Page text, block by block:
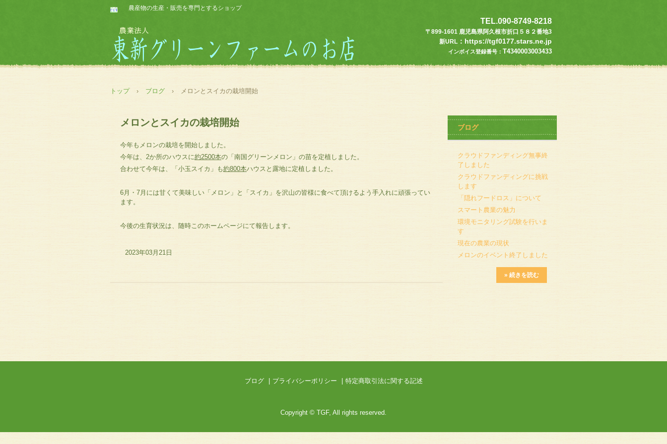
農産物の生産・販売を専門とするショップ
TEL.090-8749-8218
〒899-1601 鹿児島県阿久根市折口５８２番地3
新URL ：https://tgf0177.stars.ne.jp
インボイス登録番号： T4340003003433
トップ › ブログ › メロンとスイカの栽培開始
メロンとスイカの栽培開始
今年もメロンの栽培を開始しました。
今年は、2か所のハウスに約2500本の「南国グリーンメロン」の苗を定植しました。
合わせて今年は、「小玉スイカ」も約800本ハウスと露地に定植しました。
6月・7月には甘くて美味しい「メロン」と「スイカ」を沢山の皆様に食べて頂けるよう手入れに頑張ってい
ます。
今後の生育状況は、随時このホームページにて報告します。
2023年03月21日
ブログ
クラウドファンディング無事終
了しました
クラウドファンディングに挑戦
します
「隠れフードロス」について
スマート農業の魅力
環境モニタリング試験を行いま
す
現在の農業の現状
メロンのイベント終了しました
» 続きを読む
ブログ プライバシーポリシー 特定商取引法に関する記述
Copyright © TGF, All rights reserved.